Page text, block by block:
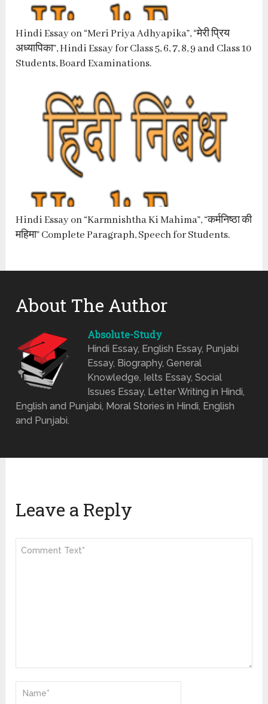
Hindi Essay on “Meri Priya Adhyapika”, “मेरी प्रिय
अध्यापिका”, Hindi Essay for Class 5, 6, 7, 8, 9 and Class 10
Students, Board Examinations.
Hindi Essay on “Karmnishtha Ki Mahima”, “कर्मनिष्ठा की
महिमा” Complete Paragraph, Speech for Students.
About The Author
Absolute-Study
Hindi Essay, English Essay, Punjabi
Essay, Biography, General
Knowledge, Ielts Essay, Social
Issues Essay, Letter Writing in Hindi,
English and Punjabi, Moral Stories in Hindi, English
and Punjabi.
Leave a Reply